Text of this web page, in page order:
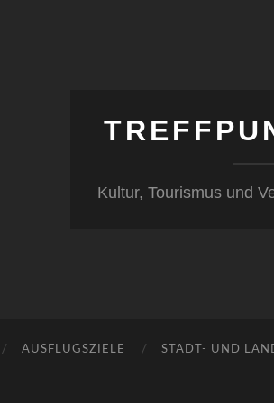
Kultur, Tourismus und
AUSFLUGSZIELE STADT- UND